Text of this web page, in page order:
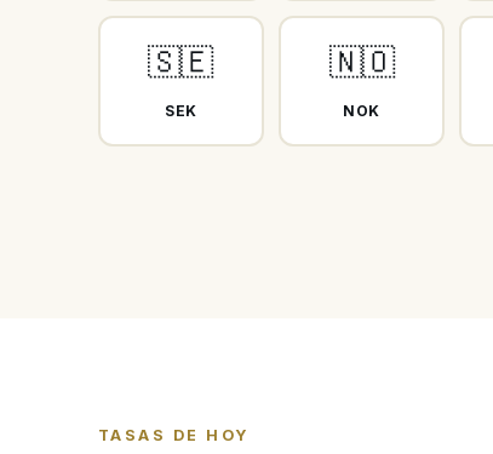
🇸🇪
SEK
🇳🇴
NOK
TASAS DE HOY